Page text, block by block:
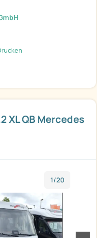
XL QB Mercedes
1/20